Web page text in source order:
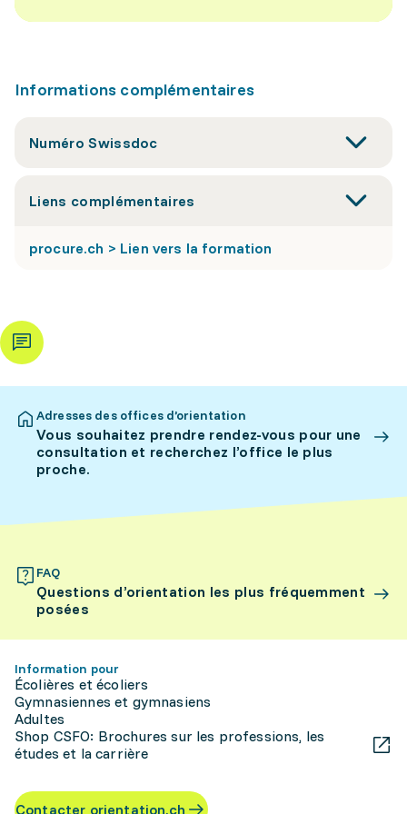
Informations complémentaires
Numéro Swissdoc
Liens complémentaires
procure.ch > Lien vers la formation
Adresses des offices d’orientation
Vous souhaitez prendre rendez-vous pour une
consultation et recherchez l’office le plus
proche.
FAQ
Questions d’orientation les plus fréquemment
posées
Information pour
Écolières et écoliers
Gymnasiennes et gymnasiens
Adultes
Shop CSFO: Brochures sur les professions, les
études et la carrière
Contacter orientation.ch